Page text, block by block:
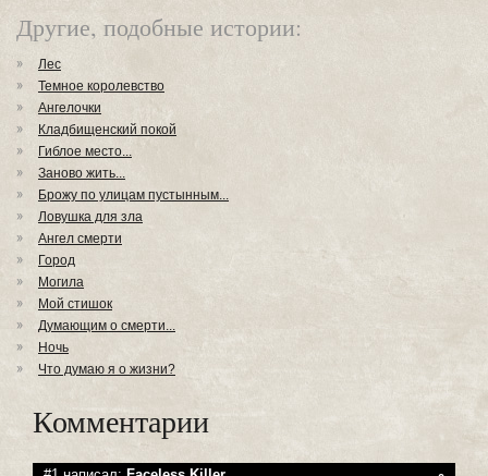
Другие, подобные истории:
Лес
Темное королевство
Ангелочки
Кладбищенский покой
Гиблое место...
Заново жить...
Брожу по улицам пустынным...
Ловушка для зла
Ангел смерти
Город
Могила
Мой стишок
Думающим о смерти...
Ночь
Что думаю я о жизни?
Комментарии